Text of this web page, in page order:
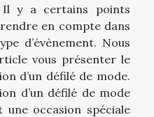
y a certains points
en compte dans
d’évènement. Nous
vous présenter le
d’un défilé de mode.
d’un défilé de mode
occasion spéciale